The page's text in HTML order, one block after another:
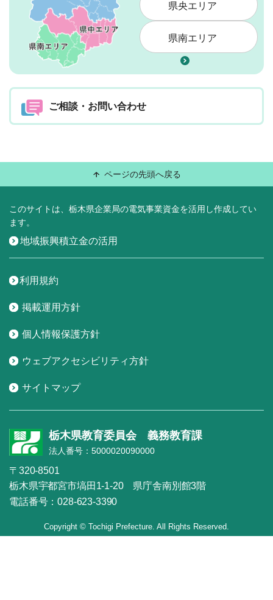
県央エリア
県南エリア
ご相談・お問い合わせ
ページの先頭へ戻る
栃木県教育委員会 義務教育課
法人番号：5000020090000
〒320-8501
栃木県宇都宮市塙田1-1-20 県庁舎南別館3階
電話番号：028-623-3390
このサイトは、栃木県企業局の電気事業資金を活用し作成してい
ます。
地域振興積立金の活用
利用規約
掲載運用方針
個人情報保護方針
ウェブアクセシビリティ方針
サイトマップ
Copyright © Tochigi Prefecture. All Rights Reserved.